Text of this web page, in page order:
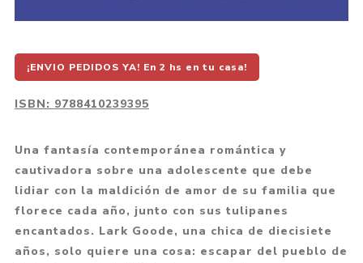
¡ENVIO PEDIDOS YA! En 2 hs en tu casa!
ISBN: 9788410239395
Una fantasía contemporánea romántica y
cautivadora sobre una adolescente que debe
lidiar con la maldición de amor de su familia que
florece cada año, junto con sus tulipanes
encantados. Lark Goode, una chica de diecisiete
años, solo quiere una cosa: escapar del pueblo de